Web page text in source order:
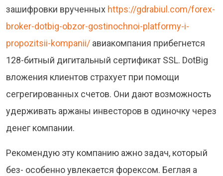
зашифровки врученных https://gdrabiul.com/forex-
broker-dotbig-obzor-gostinochnoi-platformy-i-
propozitsii-kompanii/ авиакомпания прибегнется
128-битный дигитальный сертификат SSL. DotBig
вложения клиентов страхует при помощи
сегрегированных счетов. Они дают возможность
удерживать аржаны инвесторов в одиночку через
денег компании.
Рекомендую эту компанию ажно задач, который
без- особенно увлекается форексом. Беглая а